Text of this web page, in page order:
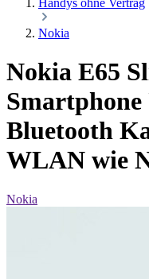
Handys ohne Vertrag
Nokia
Nokia E65
Bluetooth
WLAN wie
Nokia